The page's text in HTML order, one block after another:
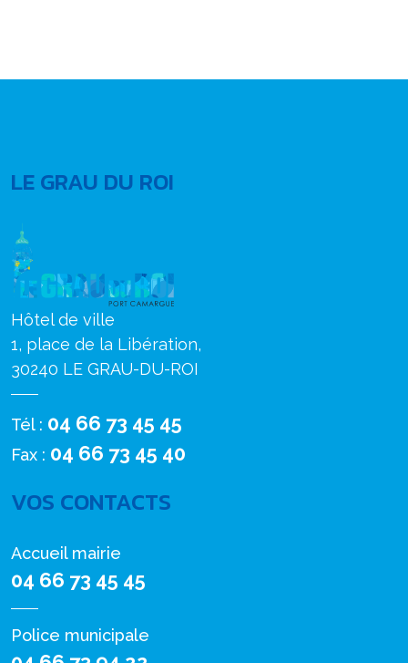
LE GRAU DU ROI
Hôtel de ville
1, place de la Libération,
30240 LE GRAU-DU-ROI
Tél : 04 66 73 45 45
Fax : 04 66 73 45 40
VOS CONTACTS
Accueil mairie
04 66 73 45 45
Police municipale